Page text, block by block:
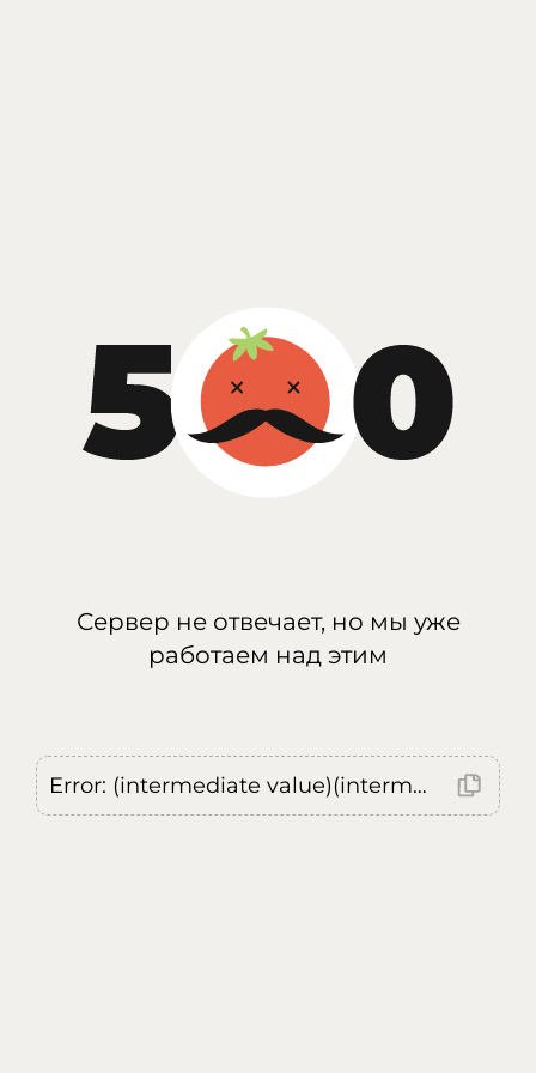
Сервер не отвечает, но мы уже
работаем над этим
Error: (intermediate value)(intermediate value)(intermediate value).replaceAll is not a function